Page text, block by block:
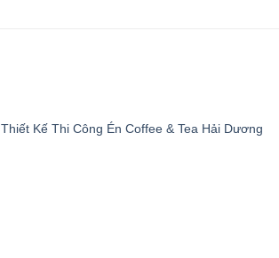
Thiết Kế Thi Công Én Coffee & Tea Hải Dương